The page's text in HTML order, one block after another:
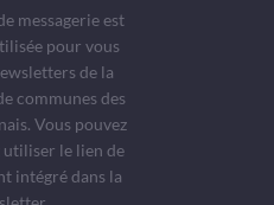
messagerie est
pour vous
de la
communes des
Vous pouvez
le lien de
intégré dans la